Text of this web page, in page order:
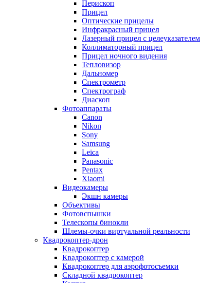
Перископ
Прицел
Оптические прицелы
Инфракрасный прицел
Лазерный прицел с целеуказателем
Коллиматорный прицел
Прицел ночного видения
Тепловизор
Дальномер
Спектрометр
Спектрограф
Диаскоп
Фотоаппараты
Canon
Nikon
Sony
Samsung
Leica
Panasonic
Pentax
Xiaomi
Видеокамеры
Экшн камеры
Объективы
Фотовспышки
Телескопы бинокли
Шлемы-очки виртуальной реальности
Квадрокоптер-дрон
Квадрокоптер
Квадрокоптер с камерой
Квадрокоптер для аэрофотосъемки
Складной квадрокоптер